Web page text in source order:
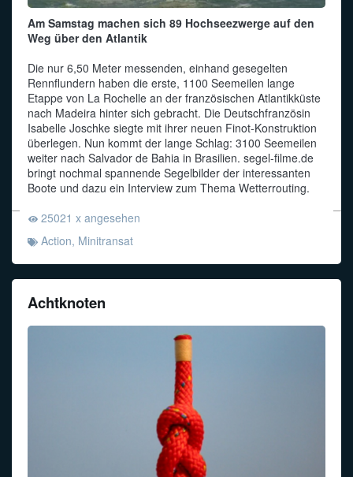
Am Samstag machen sich 89 Hochseezwerge auf den
Weg über den Atlantik
Die nur 6,50 Meter messenden, einhand gesegelten
Rennflundern haben die erste, 1100 Seemeilen lange
Etappe von La Rochelle an der französischen Atlantikküste
nach Madeira hinter sich gebracht. Die Deutschfranzösin
Isabelle Joschke siegte mit ihrer neuen Finot-Konstruktion
überlegen. Nun kommt der lange Schlag: 3100 Seemeilen
weiter nach Salvador de Bahia in Brasilien. segel-filme.de
bringt nochmal spannende Segelbilder der interessanten
Boote und dazu ein Interview zum Thema Wetterrouting.
25021 x angesehen
Action, Minitransat
Achtknoten